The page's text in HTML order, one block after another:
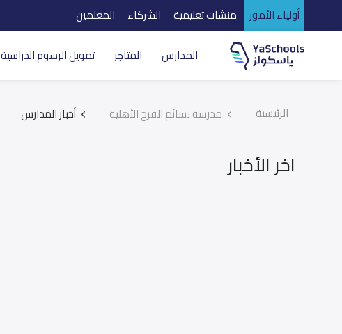
أولياء الأمور منشآت تعليمية الشركاء المعلمين
المدارس المتاجر تمويل الرسوم الدراسية
الرئيسية مدرسة نسائم الفرح الأهلية أخبار المدارس
اخر الأخبار